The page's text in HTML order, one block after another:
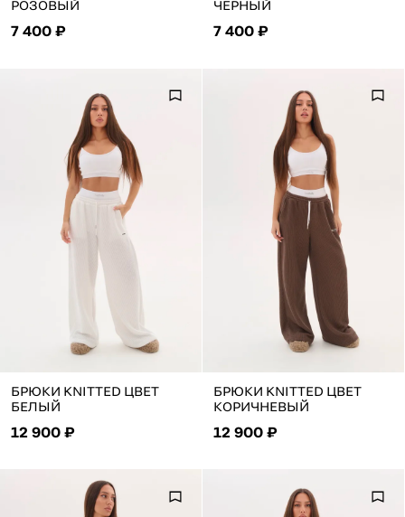
РОЗОВЫЙ
7 400 ₽
ЧЕРНЫЙ
7 400 ₽
БРЮКИ KNITTED ЦВЕТ
БЕЛЫЙ
12 900 ₽
БРЮКИ KNITTED ЦВЕТ
КОРИЧНЕВЫЙ
12 900 ₽